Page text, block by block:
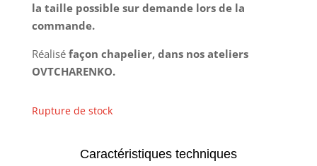
la taille possible sur demande lors de la
commande.
Réalisé façon chapelier, dans nos ateliers
OVTCHARENKO.
Rupture de stock
Caractéristiques techniques